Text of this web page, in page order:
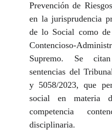
Prevención de
en la jurisprudencia
de lo Social como
Contencioso-
Supremo. Se
sentencias del
y 5058/2023, que
social en materia
competencia
disciplinaria.